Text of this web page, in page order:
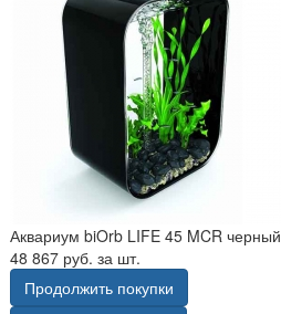
Аквариум biOrb LIFE 45 MCR черный
48 867 руб. за шт.
Продолжить покупки